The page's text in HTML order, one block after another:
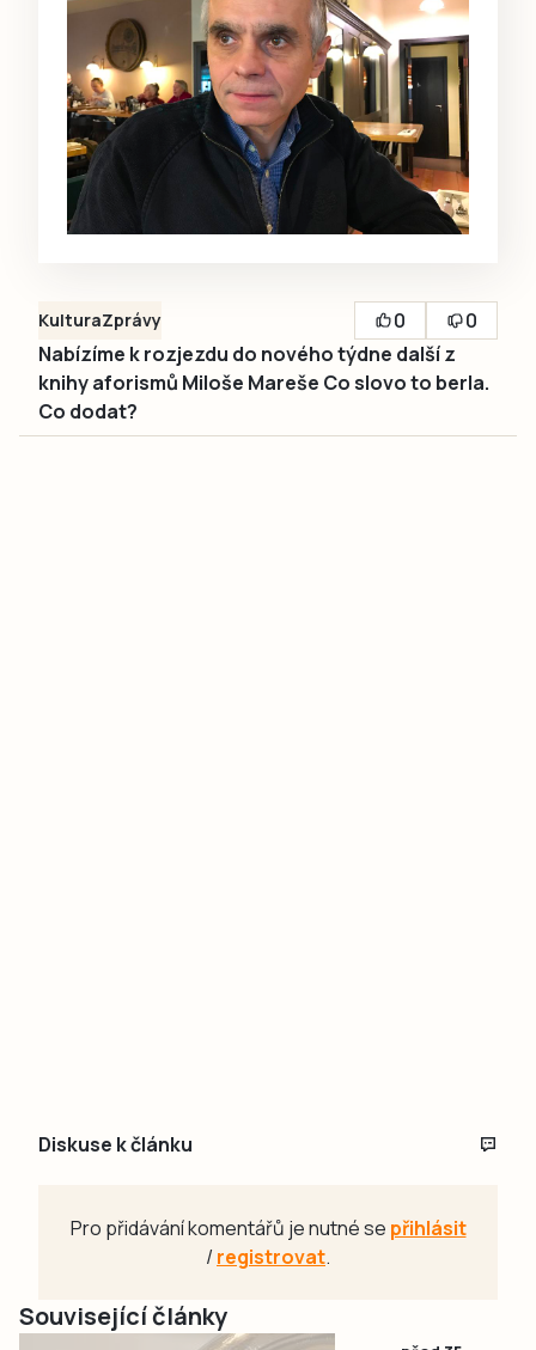
KulturaZprávy 0
0
Nabízíme k rozjezdu do nového týdne další z
knihy aforismů Miloše Mareše Co slovo to berla.
Co dodat?
Diskuse k článku
Pro přidávání komentářů je nutné se přihlásit
/registrovat.
Související články